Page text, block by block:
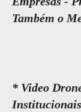
Também o
* Video